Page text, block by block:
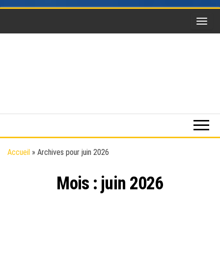
extrême,
Wingsuit
Accueil » Archives pour juin 2026
Mois : juin 2026